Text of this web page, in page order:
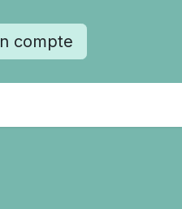
compte